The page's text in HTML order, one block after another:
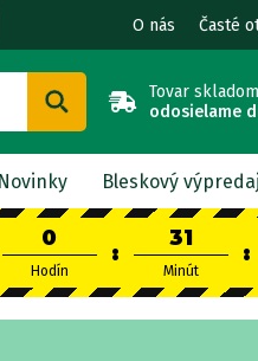
O nás Časté
Tovar skladom
odosielame
Novinky Bleskový výpredaj
0
Hodín
:
31
Minút
: